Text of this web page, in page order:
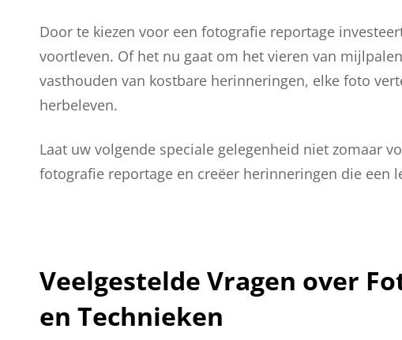
Door te kiezen voor een fotografie reportage
voortleven. Of het nu gaat om het vieren van
vasthouden van kostbare herinneringen, elke foto
herbeleven.
Laat uw volgende speciale gelegenheid niet zomaar
fotografie reportage en creëer herinneringen die een
Veelgestelde Vragen over
en Technieken